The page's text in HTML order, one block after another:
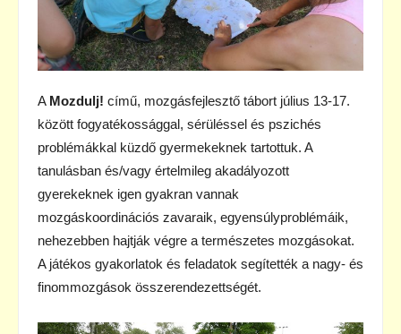
A Mozdulj! című, mozgásfejlesztő tábort július 13-17.
között fogyatékossággal, sérüléssel és pszichés
problémákkal küzdő gyermekeknek tartottuk. A
tanulásban és/vagy értelmileg akadályozott
gyerekeknek igen gyakran vannak
mozgáskoordinációs zavaraik, egyensúlyproblémáik,
nehezebben hajtják végre a természetes mozgásokat.
A játékos gyakorlatok és feladatok segítették a nagy- és
finommozgások összerendezettségét.